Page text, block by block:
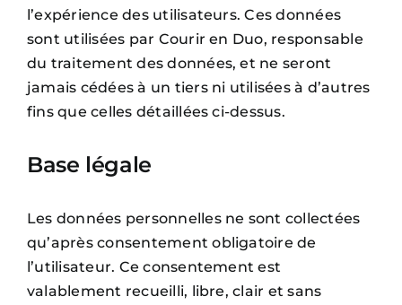
l’expérience des utilisateurs. Ces données
sont utilisées par Courir en Duo, responsable
du traitement des données, et ne seront
jamais cédées à un tiers ni utilisées à d’autres
fins que celles détaillées ci-dessus.
Base légale
Les données personnelles ne sont collectées
qu’après consentement obligatoire de
l’utilisateur. Ce consentement est
valablement recueilli, libre, clair et sans